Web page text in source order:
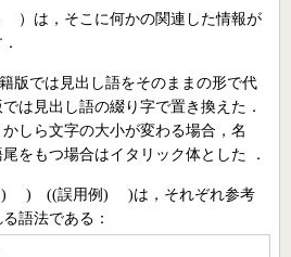
）は，そこに何かの関連した情報が
版では見出し語をそのままの形で代
は見出し語の綴り字で置き換えた．
しら文字の大小が変わる場合，名
をもつ場合はイタリック体とした
．
) ) ((誤用例) )は，それぞれ参考
語法である：